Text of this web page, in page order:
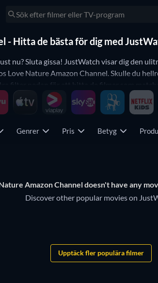
- Hitta de bästa för dig med
nu? Sluta gissa! JustWatch visar dig den
Nature Amazon Channel. Skulle du
filter nedan för att hitta de filmer som
inte missar någon av de fantastiska filmera
Genrer Pris Betyg
Amazon Channel doesn't have any
Discover other popular movies on
Upptäck fler populära filmer